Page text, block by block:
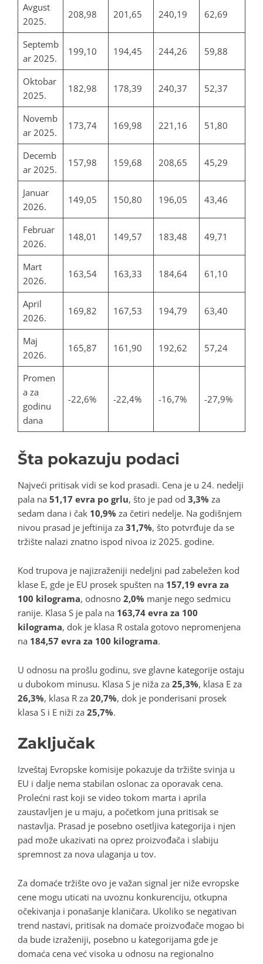
Avgust
2025.
208,98 201,65 240,19 62,69
Septemb
ar 2025.
199,10 194,45 244,26 59,88
Oktobar
2025.
182,98 178,39 240,37 52,37
Novemb
ar 2025.
173,74 169,98 221,16 51,80
Decemb
ar 2025.
157,98 159,68 208,65 45,29
Januar
2026.
149,05 150,80 196,05 43,46
Februar
2026.
148,01 149,57 183,48 49,71
Mart
2026.
163,54 163,33 184,64 61,10
April
2026.
169,82 167,53 194,79 63,40
Maj
2026.
165,87 161,90 192,62 57,24
Promen
a za
godinu
dana
-22,6% -22,4% -16,7% -27,9%
Šta pokazuju podaci
Najveći pritisak vidi se kod prasadi. Cena je u 24. nedelji
pala na 51,17 evra po grlu, što je pad od 3,3% za
sedam dana i čak 10,9% za četiri nedelje. Na godišnjem
nivou prasad je jeftinija za 31,7%, što potvrđuje da se
tržište nalazi znatno ispod nivoa iz 2025. godine.
Kod trupova je najizraženiji nedeljni pad zabeležen kod
klase E, gde je EU prosek spušten na 157,19 evra za
100 kilograma, odnosno 2,0% manje nego sedmicu
ranije. Klasa S je pala na 163,74 evra za 100
kilograma, dok je klasa R ostala gotovo nepromenjena
na 184,57 evra za 100 kilograma.
U odnosu na prošlu godinu, sve glavne kategorije ostaju
u dubokom minusu. Klasa S je niža za 25,3%, klasa E za
26,3%, klasa R za 20,7%, dok je ponderisani prosek
klasa S i E niži za 25,7%.
Zaključak
Izveštaj Evropske komisije pokazuje da tržište svinja u
EU i dalje nema stabilan oslonac za oporavak cena.
Prolećni rast koji se video tokom marta i aprila
zaustavljen je u maju, a početkom juna pritisak se
nastavlja. Prasad je posebno osetljiva kategorija i njen
pad može ukazivati na oprez proizvođača i slabiju
spremnost za nova ulaganja u tov.
Za domaće tržište ovo je važan signal jer niže evropske
cene mogu uticati na uvoznu konkurenciju, otkupna
očekivanja i ponašanje klaničara. Ukoliko se negativan
trend nastavi, pritisak na domaće proizvođače mogao bi
da bude izraženiji, posebno u kategorijama gde je
domaća cena već visoka u odnosu na regionalno